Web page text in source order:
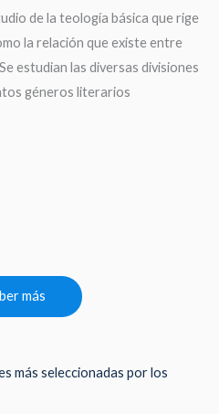
de la teología básica que rige
la relación que existe entre
estudian las diversas divisiones
géneros literarios
más
más seleccionadas por los